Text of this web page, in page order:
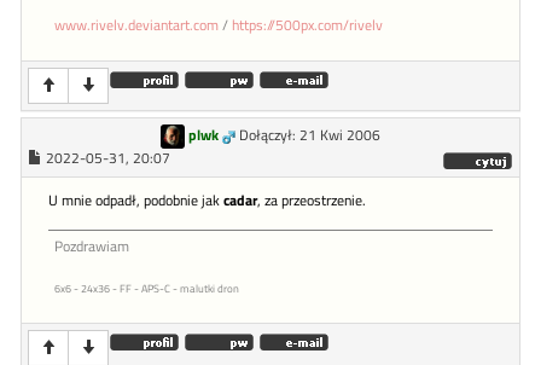
www.rivelv.deviantart.com/ https://500px.com/rivelv
plwk
Dołączył: 21 Kwi 2006
2022-05-31, 20:07
U mnie odpadł, podobnie jakcadar, za przeostrzenie.
Pozdrawiam
6x6 - 24x36 - FF - APS-C - malutki dron